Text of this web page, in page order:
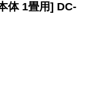
体 1畳用] DC-